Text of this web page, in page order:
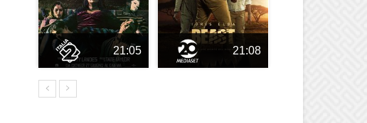
21:05 21:08